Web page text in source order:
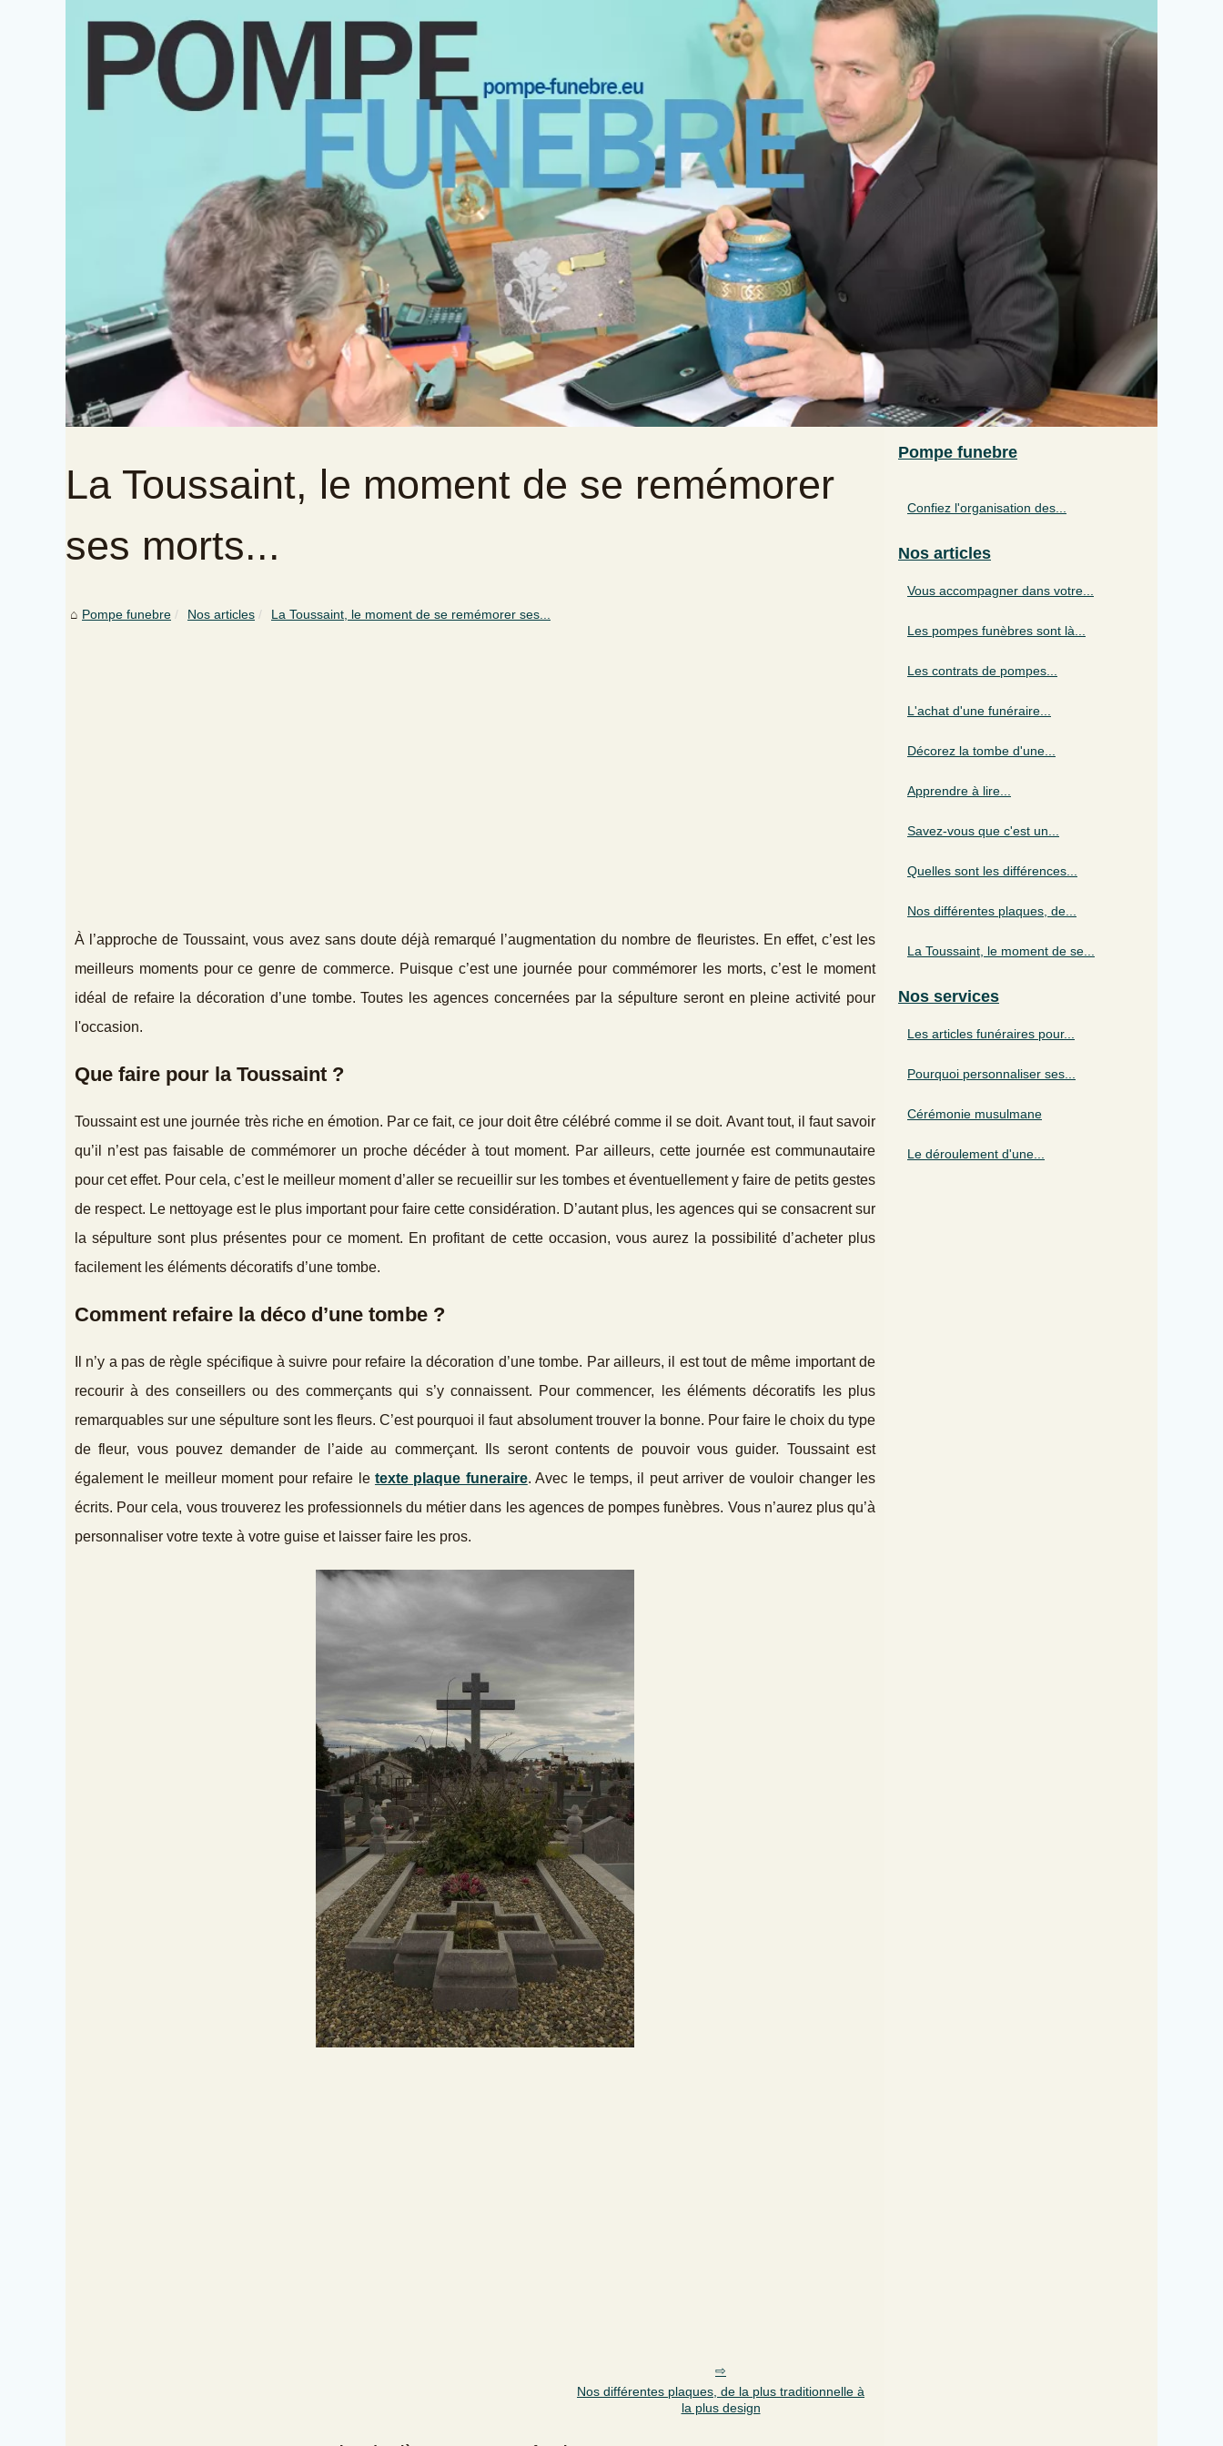
La Toussaint, le moment de se remémorer
ses morts...
Pompe funebre Nos articles La Toussaint, le moment de se remémorer ses...
À l’approche de Toussaint, vous avez sans doute déjà remarqué l’augmentation du nombre de fleuristes. En effet, c’est les
meilleurs moments pour ce genre de commerce. Puisque c’est une journée pour commémorer les morts, c’est le moment
idéal de refaire la décoration d’une tombe. Toutes les agences concernées par la sépulture seront en pleine activité pour
l'occasion.
Que faire pour la Toussaint ?
Toussaint est une journée très riche en émotion. Par ce fait, ce jour doit être célébré comme il se doit. Avant tout, il faut savoir
qu’il n’est pas faisable de commémorer un proche décéder à tout moment. Par ailleurs, cette journée est communautaire
pour cet effet. Pour cela, c’est le meilleur moment d’aller se recueillir sur les tombes et éventuellement y faire de petits gestes
de respect. Le nettoyage est le plus important pour faire cette considération. D’autant plus, les agences qui se consacrent sur
la sépulture sont plus présentes pour ce moment. En profitant de cette occasion, vous aurez la possibilité d’acheter plus
facilement les éléments décoratifs d’une tombe.
Comment refaire la déco d’une tombe ?
Il n’y a pas de règle spécifique à suivre pour refaire la décoration d’une tombe. Par ailleurs, il est tout de même important de
recourir à des conseillers ou des commerçants qui s’y connaissent. Pour commencer, les éléments décoratifs les plus
remarquables sur une sépulture sont les fleurs. C’est pourquoi il faut absolument trouver la bonne. Pour faire le choix du type
de fleur, vous pouvez demander de l’aide au commerçant. Ils seront contents de pouvoir vous guider. Toussaint est
également le meilleur moment pour refaire le texte plaque funeraire. Avec le temps, il peut arriver de vouloir changer les
écrits. Pour cela, vous trouverez les professionnels du métier dans les agences de pompes funèbres. Vous n’aurez plus qu’à
personnaliser votre texte à votre guise et laisser faire les pros.
Nos différentes plaques, de la plus traditionnelle à
la plus design
Pompe funebre
Confiez l'organisation des...
Nos articles
Vous accompagner dans votre...
Les pompes funèbres sont là...
Les contrats de pompes...
L'achat d'une funéraire...
Décorez la tombe d'une...
Apprendre à lire...
Savez-vous que c'est un...
Quelles sont les différences...
Nos différentes plaques, de...
La Toussaint, le moment de se...
Nos services
Les articles funéraires pour...
Pourquoi personnaliser ses...
Cérémonie musulmane
Le déroulement d'une...